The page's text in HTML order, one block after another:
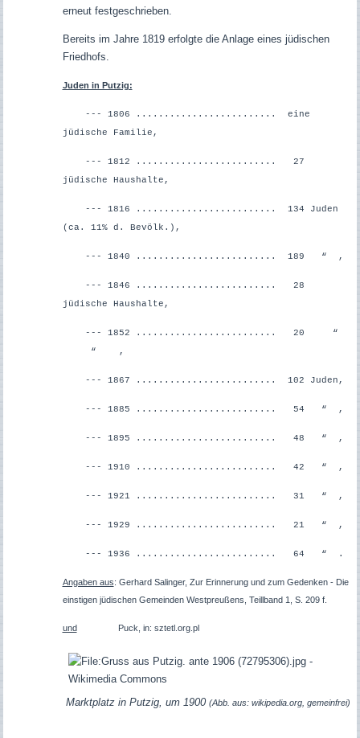
erneut festgeschrieben.
Bereits im Jahre 1819 erfolgte die Anlage eines jüdischen
Friedhofs.
Juden in Putzig:
--- 1806 ......................... eine
jüdische Familie,
--- 1812 ......................... 27
jüdische Haushalte,
--- 1816 ......................... 134 Juden
(ca. 11% d. Bevölk.),
--- 1840 ......................... 189 “ ,
--- 1846 ......................... 28
jüdische Haushalte,
--- 1852 ......................... 20 “
“ ,
--- 1867 ......................... 102 Juden,
--- 1885 ......................... 54 “ ,
--- 1895 ......................... 48 “ ,
--- 1910 ......................... 42 “ ,
--- 1921 ......................... 31 “ ,
--- 1929 ......................... 21 “ ,
--- 1936 ......................... 64 “ .
Angaben aus: Gerhard Salinger, Zur Erinnerung und zum Gedenken - Die
einstigen jüdischen Gemeinden Westpreußens, Teillband 1, S. 209 f.
undPuck, in: sztetl.org.pl
Marktplatz in Putzig, um 1900 (Abb. aus: wikipedia.org, gemeinfrei)